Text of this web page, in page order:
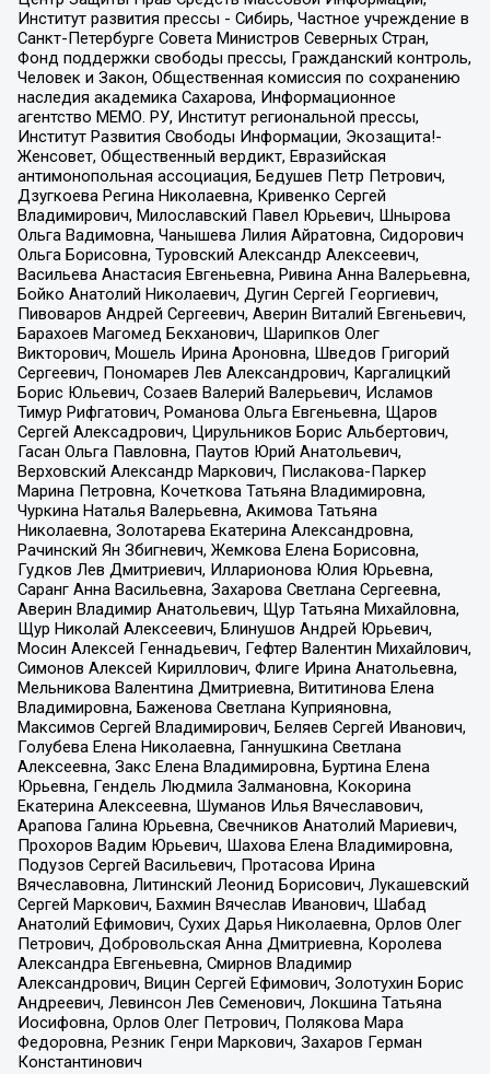
Институт развития прессы - Сибирь, Частное учреждение в
Санкт-Петербурге Совета Министров Северных Стран,
Фонд поддержки свободы прессы, Гражданский контроль,
Человек и Закон, Общественная комиссия по сохранению
наследия академика Сахарова, Информационное
агентство МЕМО. РУ, Институт региональной прессы,
Институт Развития Свободы Информации, Экозащита!-
Женсовет, Общественный вердикт, Евразийская
антимонопольная ассоциация, Бедушев Петр Петрович,
Дзугкоева Регина Николаевна, Кривенко Сергей
Владимирович, Милославский Павел Юрьевич, Шнырова
Ольга Вадимовна, Чанышева Лилия Айратовна, Сидорович
Ольга Борисовна, Туровский Александр Алексеевич,
Васильева Анастасия Евгеньевна, Ривина Анна Валерьевна,
Бойко Анатолий Николаевич, Дугин Сергей Георгиевич,
Пивоваров Андрей Сергеевич, Аверин Виталий Евгеньевич,
Барахоев Магомед Бекханович, Шарипков Олег
Викторович, Мошель Ирина Ароновна, Шведов Григорий
Сергеевич, Пономарев Лев Александрович, Каргалицкий
Борис Юльевич, Созаев Валерий Валерьевич, Исламов
Тимур Рифгатович, Романова Ольга Евгеньевна, Щаров
Сергей Алексадрович, Цирульников Борис Альбертович,
Гасан Ольга Павловна, Паутов Юрий Анатольевич,
Верховский Александр Маркович, Пислакова-Паркер
Марина Петровна, Кочеткова Татьяна Владимировна,
Чуркина Наталья Валерьевна, Акимова Татьяна
Николаевна, Золотарева Екатерина Александровна,
Рачинский Ян Збигневич, Жемкова Елена Борисовна,
Гудков Лев Дмитриевич, Илларионова Юлия Юрьевна,
Саранг Анна Васильевна, Захарова Светлана Сергеевна,
Аверин Владимир Анатольевич, Щур Татьяна Михайловна,
Щур Николай Алексеевич, Блинушов Андрей Юрьевич,
Мосин Алексей Геннадьевич, Гефтер Валентин Михайлович,
Симонов Алексей Кириллович, Флиге Ирина Анатольевна,
Мельникова Валентина Дмитриевна, Вититинова Елена
Владимировна, Баженова Светлана Куприяновна,
Максимов Сергей Владимирович, Беляев Сергей Иванович,
Голубева Елена Николаевна, Ганнушкина Светлана
Алексеевна, Закс Елена Владимировна, Буртина Елена
Юрьевна, Гендель Людмила Залмановна, Кокорина
Екатерина Алексеевна, Шуманов Илья Вячеславович,
Арапова Галина Юрьевна, Свечников Анатолий Мариевич,
Прохоров Вадим Юрьевич, Шахова Елена Владимировна,
Подузов Сергей Васильевич, Протасова Ирина
Вячеславовна, Литинский Леонид Борисович, Лукашевский
Сергей Маркович, Бахмин Вячеслав Иванович, Шабад
Анатолий Ефимович, Сухих Дарья Николаевна, Орлов Олег
Петрович, Добровольская Анна Дмитриевна, Королева
Александра Евгеньевна, Смирнов Владимир
Александрович, Вицин Сергей Ефимович, Золотухин Борис
Андреевич, Левинсон Лев Семенович, Локшина Татьяна
Иосифовна, Орлов Олег Петрович, Полякова Мара
Федоровна, Резник Генри Маркович, Захаров Герман
Константинович